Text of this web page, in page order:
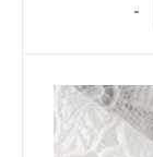
-